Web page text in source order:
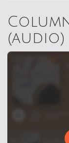
(audio)